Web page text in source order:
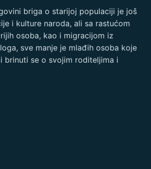
briga o starijoj populaciji je još
i kulture naroda, ali sa rastućom
osoba, kao i migracijom iz
sve manje je mlađih osoba koje
brinuti se o svojim roditeljima i